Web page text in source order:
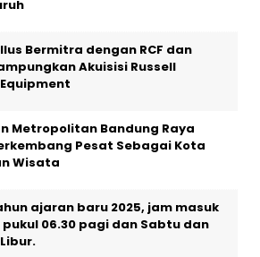
Bermitra dengan RCF dan
Akuisisi Russell
Metropolitan Bandung Raya
Pesat Sebagai Kota
Wisata
ajaran baru 2025, jam masuk
pukul 06.30 pagi dan Sabtu dan